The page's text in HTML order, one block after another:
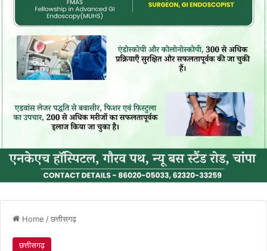
Home /छत्तीसगढ़
छत्तीसगढ़